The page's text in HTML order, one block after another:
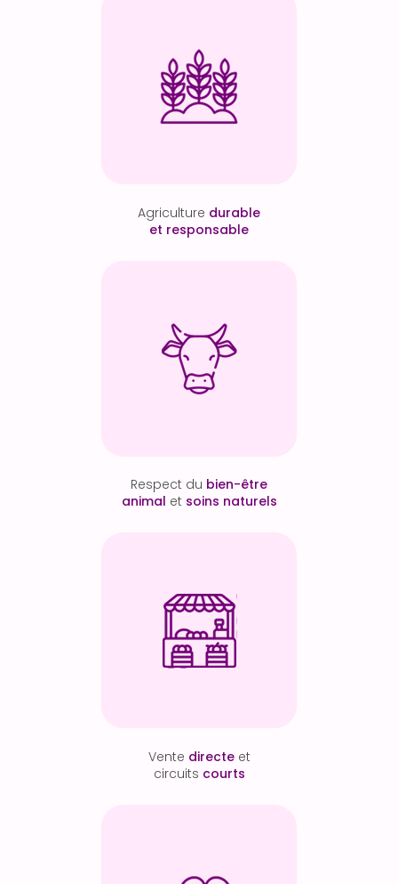
Agriculture durable
et responsable
Respect du bien-être
animal et soins naturels
Vente directe et
circuits courts